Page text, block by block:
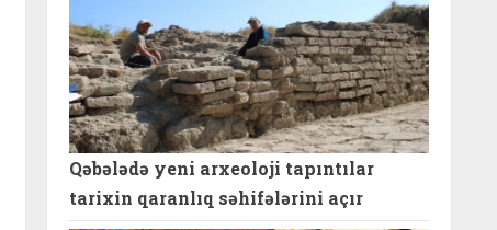
Qəbələdə yeni arxeoloji tapıntılar
tarixin qaranlıq səhifələrini açır